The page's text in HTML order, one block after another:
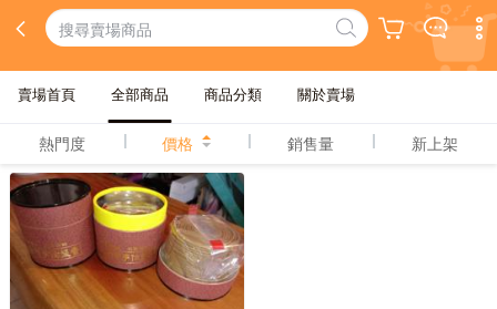
賣場首頁 全部商品 商品分類 關於賣場
熱門度 價格 銷售量 新上架